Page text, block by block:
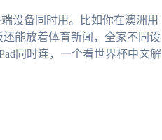
设备同时用。比如你在澳洲用
能放着体育新闻，全家不同设
同时连，一个看世界杯中文解